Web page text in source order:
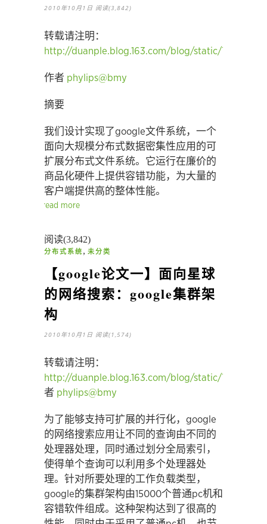
2010年10月1日 阅读(3,842)
转载请注明：
http://duanple.blog.163.com/blog/static/
作者 phylips@bmy
摘要
我们设计实现了google文件系统，一个
面向大规模分布式数据密集性应用的可
扩展分布式文件系统。它运行在廉价的
商品化硬件上提供容错功能，为大量的
客户端提供高的整体性能。
read more
阅读(3,842)
分布式系统 , 未分类
【google论文一】面向星球
的网络搜索：google集群架
构
2010年10月1日 阅读(1,574)
转载请注明：
http://duanple.blog.163.com/blog/static/
者 phylips@bmy
为了能够支持可扩展的并行化，google
的网络搜索应用让不同的查询由不同的
处理器处理，同时通过划分全局索引，
使得单个查询可以利用多个处理器处
理。针对所要处理的工作负载类型，
google的集群架构由15000个普通pc机和
容错软件组成。这种架构达到了很高的